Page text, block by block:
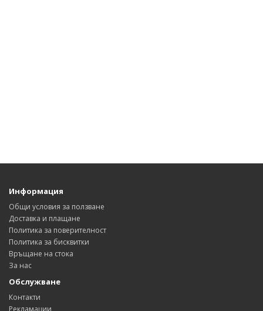
Информация
Общи условия за ползване
Доставка и плащане
Политика за поверителност
Политика за бисквитки
Връщане на стока
За нас
Обслужване
Контакти
Рекламации